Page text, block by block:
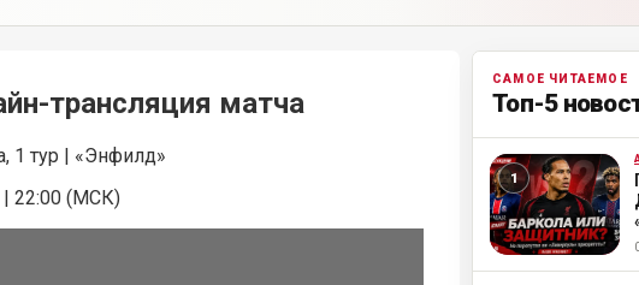
трансляция матча
1 тур | «Энфилд»
| 22:00 (МСК)
САМОЕ ЧИТАЕМОЕ
Топ-5
ML